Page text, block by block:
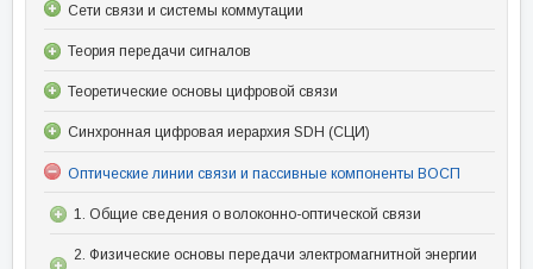
Сети связи и системы коммутации
Теория передачи сигналов
Теоретические основы цифровой связи
Синхронная цифровая иерархия SDH (СЦИ)
Оптические линии связи и пассивные компоненты ВОСП
1. Общие сведения о волоконно-оптической связи
2. Физические основы передачи электромагнитной энергии